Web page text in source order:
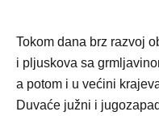
Tokom dana brz razvoj
i pljuskova sa
a potom i u većini
Duvaće južni i